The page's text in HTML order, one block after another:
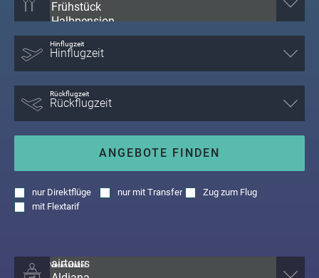
ANGEBOTE FINDEN
nur Direktflüge nurmit Transfer
Zug zum Flug
mit Flextarif
Hinflugzeit
Rückflugzeit
Veranstalter